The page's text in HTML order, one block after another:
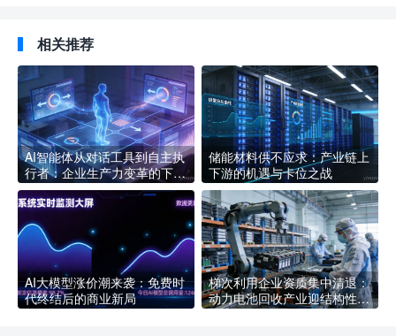
相关推荐
AI智能体从对话工具到自主执
行者：企业生产力变革的下一
个拐点
储能材料供不应求：产业链上
下游的机遇与卡位之战
AI大模型涨价潮来袭：免费时
代终结后的商业新局
梯次利用企业资质集中清退：
动力电池回收产业迎结构性洗